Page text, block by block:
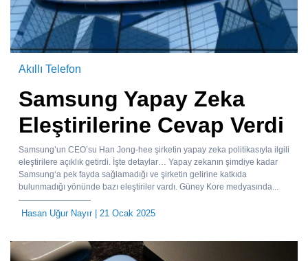
Akıllı Telefon
Samsung Yapay Zeka
Eleştirilerine Cevap Verdi
Samsung’un CEO’su Han Jong-hee şirketin yapay zeka politikasıyla ilgili
eleştirilere açıklık getirdi. İşte detaylar… Yapay zekanın şimdiye kadar
Samsung‘a pek fayda sağlamadığı ve şirketin gelirine katkıda
bulunmadığı yönünde bazı eleştiriler vardı. Güney Kore medyasında...
Hasan Uğur Nayır| 21 Ocak 2025